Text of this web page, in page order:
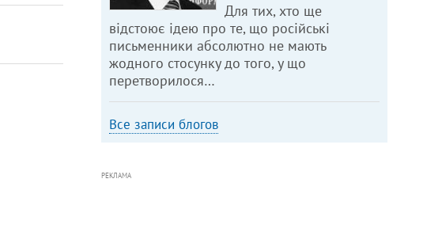
Для тих, хто ще
відстоює ідею про те, що російські
письменники абсолютно не мають
жодного стосунку до того, у що
перетворилося…
Все записи блогов
РЕКЛАМА